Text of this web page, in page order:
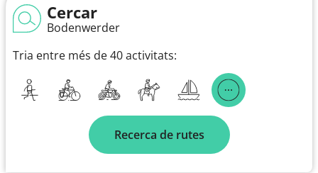
Cercar
Bodenwerder
Tria entre més de 40 activitats:
Recerca de rutes